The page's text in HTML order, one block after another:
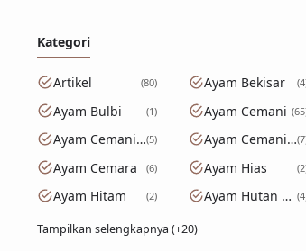
Kategori
Artikel 80 Ayam Bekisar 4
Ayam Bulbi 1 Ayam Cemani 65
Ayam Cemani Rajeki Sodomoro 5 Ayam Cemani Walik 7
Ayam Cemara 6 Ayam Hias 2
Ayam Hitam 2 Ayam Hutan Hijau 4
Tampilkan selengkapnya (+20)